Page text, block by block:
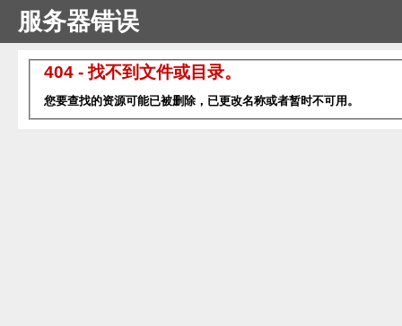
服务器错误
404 - 找不到文件或目录。
您要查找的资源可能已被删除，已更改名称或者暂时不可用。